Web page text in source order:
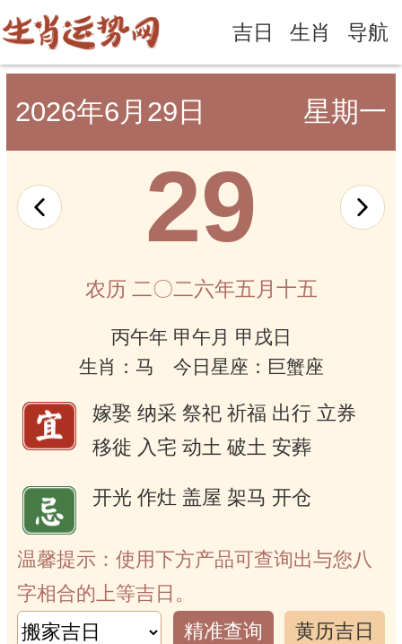
吉日 生肖 导航
2026年6月29日 星期一
29
农历 二〇二六年五月十五
丙午年 甲午月 甲戌日
生肖：马 今日星座：巨蟹座
嫁娶 纳采 祭祀 祈福 出行 立券
移徙 入宅 动土 破土 安葬
开光 作灶 盖屋 架马 开仓
温馨提示：使用下方产品可查询出与您八
字相合的上等吉日。
精准查询
黄历吉日